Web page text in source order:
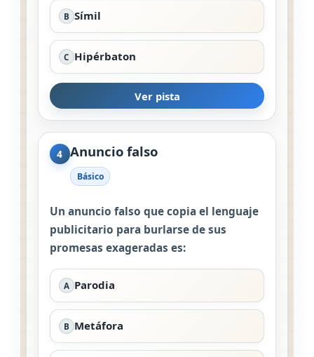
B Símil
C Hipérbaton
Ver pista
4 Anuncio falso
Básico
Un anuncio falso que copia el lenguaje
publicitario para burlarse de sus
promesas exageradas es:
A Parodia
B Metáfora